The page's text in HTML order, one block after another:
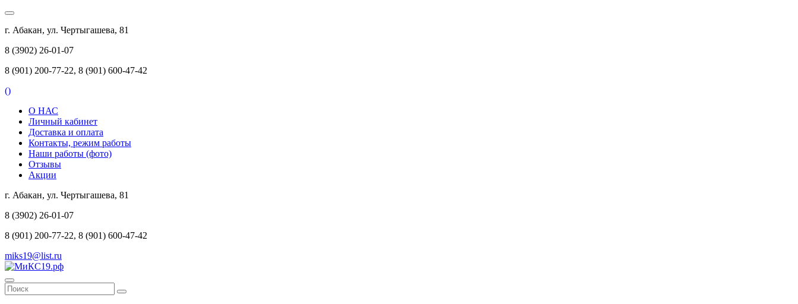
г. Абакан, ул. Чертыгашева, 81
8 (3902) 26-01-07
8 (901) 200-77-22, 8 (901) 600-47-42
()
О НАС
Личный кабинет
Доставка и оплата
Контакты, режим работы
Наши работы (фото)
Отзывы
Акции
г. Абакан, ул. Чертыгашева, 81
8 (3902) 26-01-07
8 (901) 200-77-22, 8 (901) 600-47-42
miks19@list.ru